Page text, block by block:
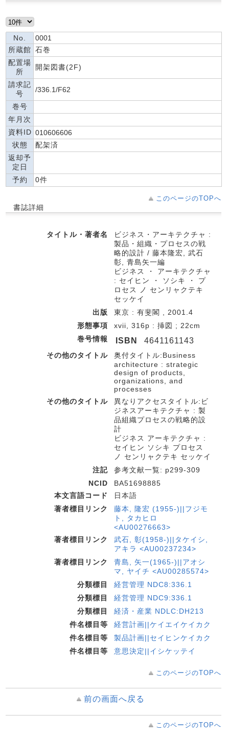
No.
0001
所蔵館 石巻
配置場
所
開架図書(2F)
請求記
号
/336.1/F62
巻号
年月次
資料ID 010606606
状態
配架済
返却予
定日
予約
0件
このページのTOPへ
書誌詳細
タイトル・著者名
ビジネス・アーキテクチャ :
製品・組織・プロセスの戦
略的設計 / 藤本隆宏, 武石
彰, 青島矢一編
ビジネス ・ アーキテクチャ
: セイヒン ・ ソシキ ・ プ
ロセス ノ センリャクテキ
セッケイ
出版
東京 : 有斐閣 , 2001.4
形態事項
xvii, 316p : 挿図 ; 22cm
巻号情報
ISBN 4641161143
その他のタイトル
奥付タイトル:Business
architecture : strategic
design of products,
organizations, and
processes
その他のタイトル
異なりアクセスタイトル:ビ
ジネスアーキテクチャ : 製
品組織プロセスの戦略的設
計
ビジネス アーキテクチャ :
セイヒン ソシキ プロセス
ノ センリャクテキ セッケイ
注記
参考文献一覧: p299-309
NCID
BA51698885
本文言語コード
日本語
著者標目リンク
藤本, 隆宏 (1955-)||フジモ
ト, タカヒロ
<AU00276663>
著者標目リンク
武石, 彰(1958-)||タケイシ,
アキラ <AU00237234>
著者標目リンク
青島, 矢一(1965-)||アオシ
マ, ヤイチ <AU00285574>
分類標目
経営管理 NDC8:336.1
分類標目
経営管理 NDC9:336.1
分類標目
経済・産業 NDLC:DH213
件名標目等
経営計画||ケイエイケイカク
件名標目等
製品計画||セイヒンケイカク
件名標目等
意思決定||イシケッテイ
このページのTOPへ
前の画面へ戻る
このページのTOPへ